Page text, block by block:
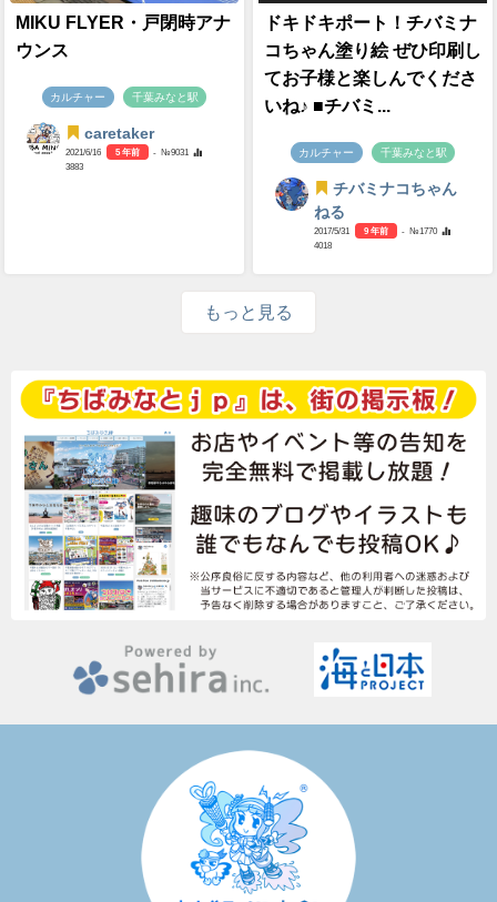
MIKU FLYER・戸閉時アナ
ウンス
カルチャー 千葉みなと駅
caretaker
2021/6/16 5 年前
- №9031
3883
ドキドキポート！チバミナ
コちゃん塗り絵 ぜひ印刷し
てお子様と楽しんでくださ
いね♪ ■チバミ...
カルチャー 千葉みなと駅
チバミナコちゃん
ねる
2017/5/31 9 年前
- №1770
4018
もっと見る